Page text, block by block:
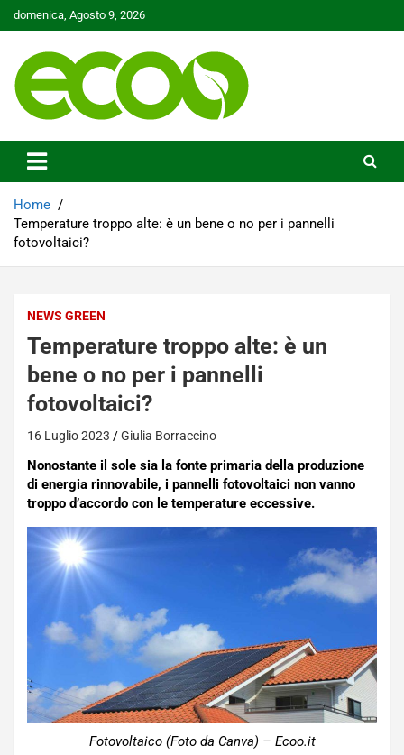
Skip
to
domenica, Agosto 9, 2026
Ecoo.it
Home
Temperature troppo alte: è un bene o no per i pannelli
fotovoltaici?
NEWS GREEN
Temperature troppo alte: è un
bene o no per i pannelli
fotovoltaici?
16 Luglio 2023 Giulia Borraccino
Nonostante il sole sia la fonte primaria della produzione
di energia rinnovabile, i pannelli fotovoltaici non vanno
troppo d’accordo con le temperature eccessive.
Fotovoltaico (Foto da Canva) – Ecoo.it